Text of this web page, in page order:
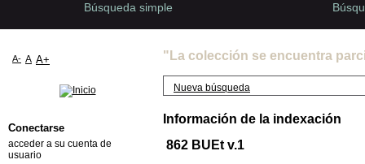
"La colección se encuentra
Nueva búsqueda
Información de la indexación
862 BUEt v.1
Búsqueda simple
A- A A+
Conectarse
acceder a su cuenta de
usuario